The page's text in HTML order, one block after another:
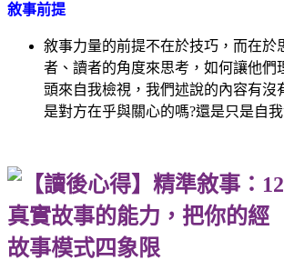
敘事前提
敘事力量的前提不在於技巧，而在於
者、讀者的角度來思考，如何讓他們
頭來自我檢視，我們述說的內容有沒
是對方在乎與關心的嗎?還是只是自
故事模式四象限